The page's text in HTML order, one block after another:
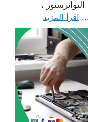
،
اقرأ المزيد